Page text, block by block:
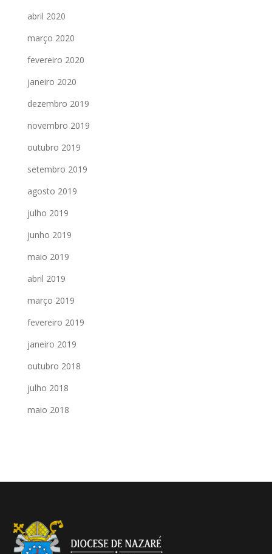
abril 2020
março 2020
fevereiro 2020
janeiro 2020
dezembro 2019
novembro 2019
outubro 2019
setembro 2019
agosto 2019
julho 2019
junho 2019
maio 2019
abril 2019
março 2019
fevereiro 2019
janeiro 2019
outubro 2018
julho 2018
maio 2018